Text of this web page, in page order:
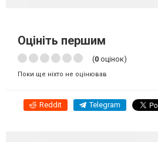
Оцініть першим
(0 оцінок)
Поки ще ніхто не оцінював
Reddit Telegram